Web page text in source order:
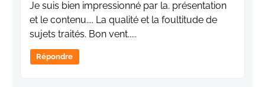
Je suis bien impressionné par la. présentation
et le contenu.... La qualité et la foultitude de
sujets traités. Bon vent.....
Répondre